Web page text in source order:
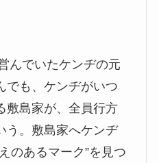
んでいたケンヂの元
でも、ケンヂがいつ
敷島家が、全員行方
う。敷島家へケンヂ
のあるマーク”を見つ